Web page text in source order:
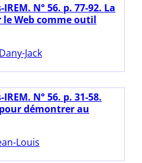
IREM. N° 56. p. 77-92. La
Web comme outil
Jack
IREM. N° 56. p. 31-58.
démontrer au
Louis